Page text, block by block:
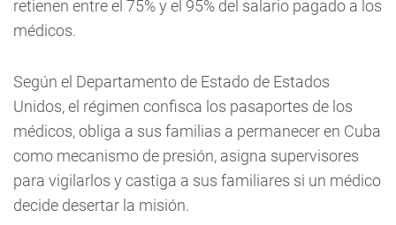
retienen entre el 75% y el 95% del salario pagado a los
médicos.
Según el Departamento de Estado de Estados
Unidos, el régimen confisca los pasaportes de los
médicos, obliga a sus familias a permanecer en Cuba
como mecanismo de presión, asigna supervisores
para vigilarlos y castiga a sus familiares si un médico
decide desertar la misión.